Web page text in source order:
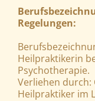
Regelungen:
Heilpraktikerin
Psychotherapie.
Verliehen
Heilpraktiker im